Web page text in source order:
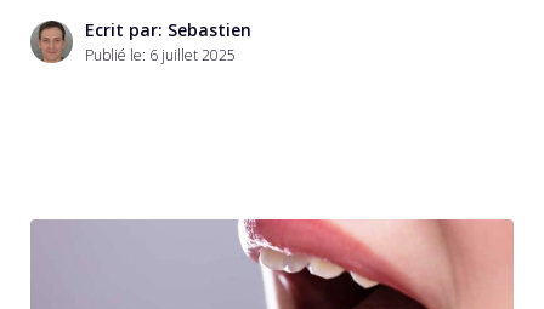
Ecrit par: Sebastien
Publié le: 6 juillet 2025